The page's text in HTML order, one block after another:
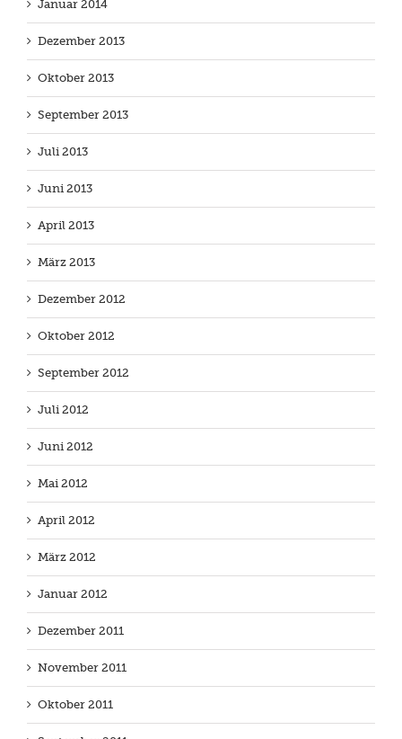
Januar 2014
Dezember 2013
Oktober 2013
September 2013
Juli 2013
Juni 2013
April 2013
März 2013
Dezember 2012
Oktober 2012
September 2012
Juli 2012
Juni 2012
Mai 2012
April 2012
März 2012
Januar 2012
Dezember 2011
November 2011
Oktober 2011